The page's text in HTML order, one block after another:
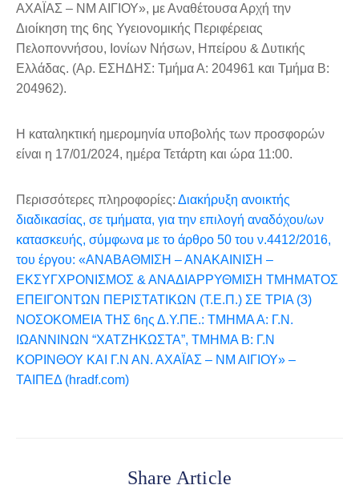
ΑΧΑΪΑΣ – ΝΜ ΑΙΓΙΟΥ», με Αναθέτουσα Αρχή την
Διοίκηση της 6ης Υγειονομικής Περιφέρειας
Πελοποννήσου, Ιονίων Νήσων, Ηπείρου & Δυτικής
Ελλάδας. (Αρ. ΕΣΗΔΗΣ: Τμήμα Α: 204961 και Τμήμα Β:
204962).
Η καταληκτική ημερομηνία υποβολής των προσφορών
είναι η 17/01/2024, ημέρα Τετάρτη και ώρα 11:00.
Περισσότερες πληροφορίες: Διακήρυξη ανοικτής
διαδικασίας, σε τμήματα, για την επιλογή αναδόχου/ων
κατασκευής, σύμφωνα με το άρθρο 50 του ν.4412/2016,
του έργου: «ΑΝΑΒΑΘΜΙΣΗ – ΑΝΑΚΑΙΝΙΣΗ –
ΕΚΣΥΓΧΡΟΝΙΣΜΟΣ & ΑΝΑΔΙΑΡΡΥΘΜΙΣΗ ΤΜΗΜΑΤΟΣ
ΕΠΕΙΓΟΝΤΩΝ ΠΕΡΙΣΤΑΤΙΚΩΝ (Τ.Ε.Π.) ΣΕ ΤΡΙΑ (3)
ΝΟΣΟΚΟΜΕΙΑ ΤΗΣ 6ης Δ.Υ.ΠΕ.: ΤΜΗΜΑ Α: Γ.Ν.
ΙΩΑΝΝΙΝΩΝ “ΧΑΤΖΗΚΩΣΤΑ”, ΤΜΗΜΑ Β: Γ.Ν
ΚΟΡΙΝΘΟΥ ΚΑΙ Γ.Ν ΑΝ. ΑΧΑΪΑΣ – ΝΜ ΑΙΓΙΟΥ» –
ΤΑΙΠΕΔ (hradf.com)
Share Article